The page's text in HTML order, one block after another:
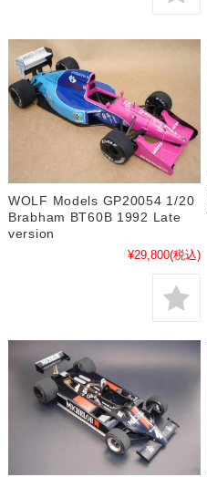
WOLF Models GP20054 1/20
Brabham BT60B 1992 Late
version
¥29,800(税込)